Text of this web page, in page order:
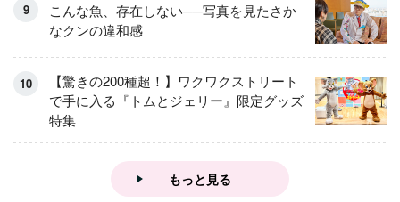
こんな魚、存在しない──写真を見たさか
なクンの違和感
【驚きの200種超！】ワクワクストリート
で手に入る『トムとジェリー』限定グッズ
特集
もっと見る